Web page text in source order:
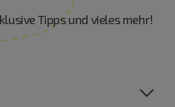
Tipps und vieles mehr!